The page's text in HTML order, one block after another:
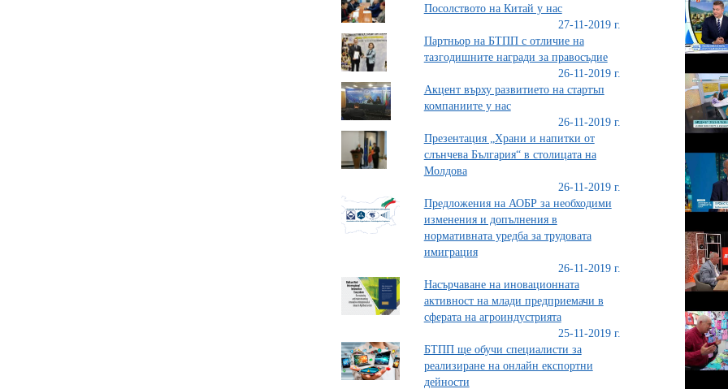
Посолството на Китай у нас
27-11-2019 г.
Партньор на БТПП с отличие на
тазгодишните награди за правосъдие
26-11-2019 г.
Акцент върху развитието на стартъп
компаниите у нас
26-11-2019 г.
Презентация „Храни и напитки от
слънчева България“ в столицата на
Молдова
26-11-2019 г.
Предложения на АОБР за необходими
изменения и допълнения в
нормативната уредба за трудовата
имиграция
26-11-2019 г.
Насърчаване на иновационната
активност на млади предприемачи в
сферата на агроиндустрията
25-11-2019 г.
БТПП ще обучи специалисти за
реализиране на онлайн експортни
дейности